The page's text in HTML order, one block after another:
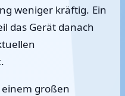
weniger kräftig. Ein
das Gerät danach
großen